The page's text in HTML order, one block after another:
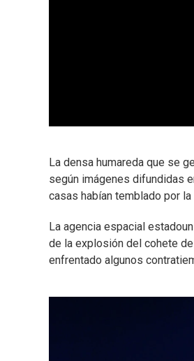
La densa humareda que se
según imágenes difundidas
casas habían temblado por la
La agencia espacial
de la explosión del cohete
enfrentado algunos